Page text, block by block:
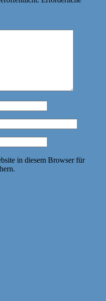
in diesem Browser für